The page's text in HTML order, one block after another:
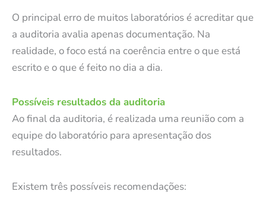
O principal erro de muitos laboratórios é acreditar que
a auditoria avalia apenas documentação. Na
realidade, o foco está na coerência entre o que está
escrito e o que é feito no dia a dia.
Possíveis resultados da auditoria
Ao final da auditoria, é realizada uma reunião com a
equipe do laboratório para apresentação dos
resultados.
Existem três possíveis recomendações: